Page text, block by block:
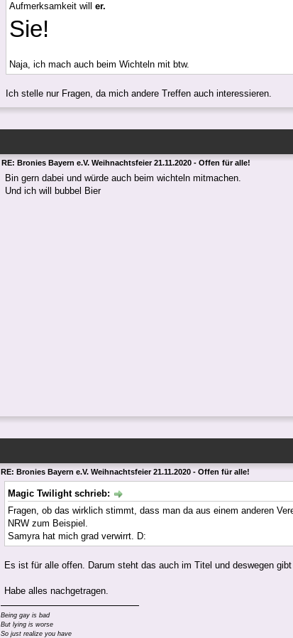
Aufmerksamkeit will er.
Sie!
Naja, ich mach auch beim Wichteln mit btw.
Ich stelle nur Fragen, da mich andere Treffen auch interessieren.
RE: Bronies Bayern e.V. Weihnachtsfeier 21.11.2020 - Offen für alle!
Bin gern dabei und würde auch beim wichteln mitmachen.
Und ich will bubbel Bier
RE: Bronies Bayern e.V. Weihnachtsfeier 21.11.2020 - Offen für alle!
Magic Twilight schrieb:
Fragen, ob das wirklich stimmt, dass man da aus einem anderen
NRW zum Beispiel.
Samyra hat mich grad verwirrt. D:
Es ist für alle offen. Darum steht das auch im Titel und deswegen
Habe alles nachgetragen.
Being gay is bad
But lying is worse
So just realize you have